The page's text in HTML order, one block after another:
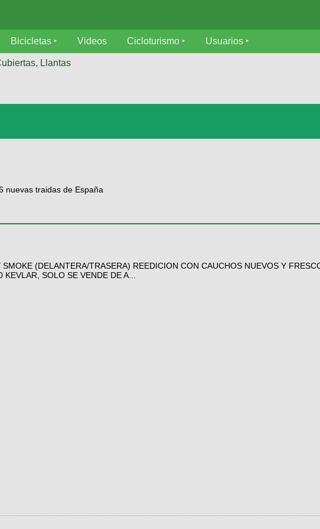
Bicicletas Videos Cicloturismo Usuarios
Llantas
nuevas traidas de España
(DELANTERA/TRASERA) REEDICION CON CAUCHOS NUEVOS Y
SOLO SE VENDE DE A...